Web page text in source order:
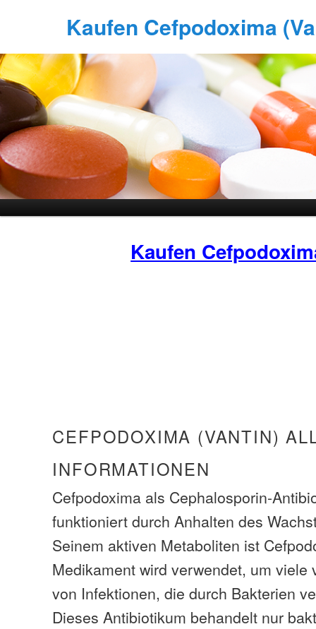
Kaufen Cefpodoxima
Kaufen
CEFPODOXIMA (VANTIN)
INFORMATIONEN
Cefpodoxima als Cephalosporin-
funktioniert durch Anhalten des
Seinem aktiven Metaboliten ist
Medikament wird verwendet, um viele
von Infektionen, die durch Bakterien
Dieses Antibiotikum behandelt nur